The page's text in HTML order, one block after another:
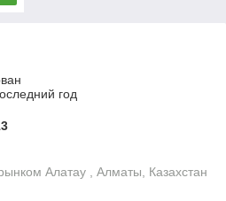
год
Алатау , Алматы, Казахстан